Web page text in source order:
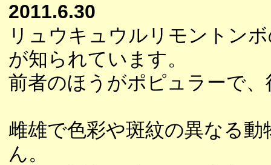
2011.6.30
リュウキュウルリモントン
が知られています。
前者のほうがポピュラーで
雌雄で色彩や斑紋の異なる
ん。